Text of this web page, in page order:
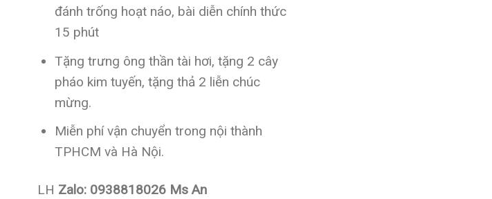
đánh trống hoạt náo, bài diễn chính thức
15 phút
Tặng trưng ông thần tài hơi, tặng 2 cây
pháo kim tuyến, tặng thả 2 liễn chúc
mừng.
Miễn phí vận chuyển trong nội thành
TPHCM và Hà Nội.
LH Zalo: 0938818026 Ms An